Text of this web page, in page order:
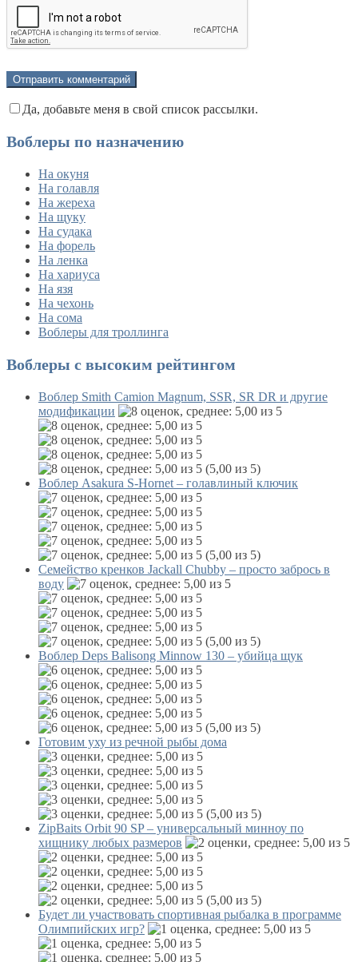
Да, добавьте меня в свой список рассылки.
Воблеры по назначению
На окуня
На голавля
На жереха
На щуку
На судака
На форель
На ленка
На хариуса
На язя
На чехонь
На сома
Воблеры для троллинга
Воблеры с высоким рейтингом
Воблер Smith Camion Magnum, SSR, SR DR и другие
модификации
(5,00 из 5)
Воблер Asakura S-Hornet – голавлиный ключик
(5,00 из 5)
Семейство кренков Jackall Chubby – просто забрось в
воду
(5,00 из 5)
Воблер Deps Balisong Minnow 130 – убийца щук
(5,00 из 5)
Готовим уху из речной рыбы дома
(5,00 из 5)
ZipBaits Orbit 90 SP – универсальный минноу по
хищнику любых размеров
(5,00 из 5)
Будет ли участвовать спортивная рыбалка в программе
Олимпийских игр?